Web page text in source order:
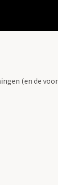
(en de